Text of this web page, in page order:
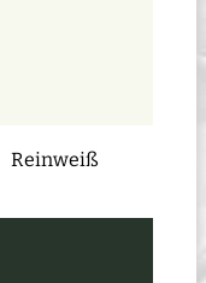
Reinweiß